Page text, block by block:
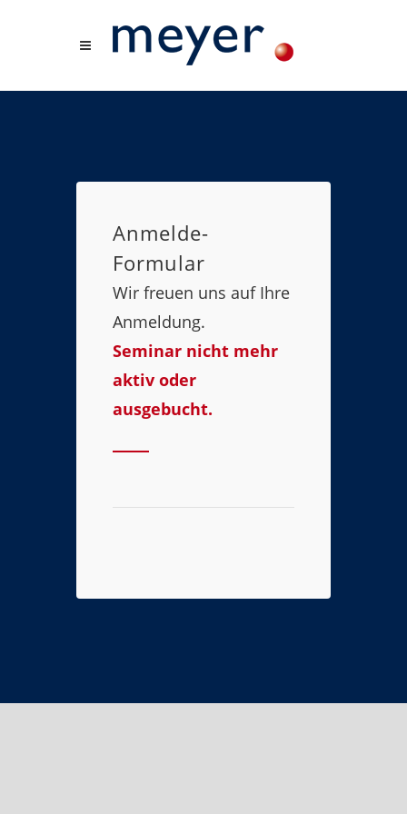
Anmelde-
Formular
Wir freuen uns auf Ihre
Anmeldung.
Seminar nicht mehr
aktiv oder
ausgebucht.